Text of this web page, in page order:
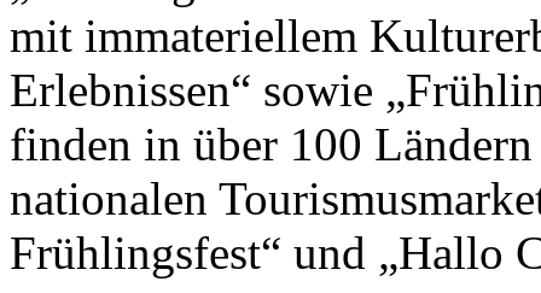
mit immateriellem
Erlebnissen“ sowie
finden in über 100
nationalen
Frühlingsfest“ und „Hallo